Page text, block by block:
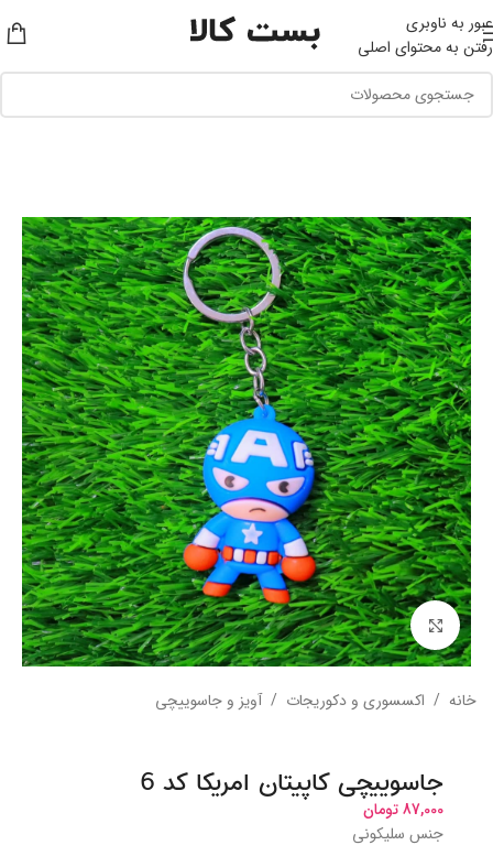
عبور به ناوبری
رفتن به محتوای اصلی
بزرگنمایی تصویر
خانه / اکسسوری و دکوریجات / آویز و جاسوییچی
جاسوییچی کاپیتان امریکا کد 6
87,000تومان
جنس سلیکونی